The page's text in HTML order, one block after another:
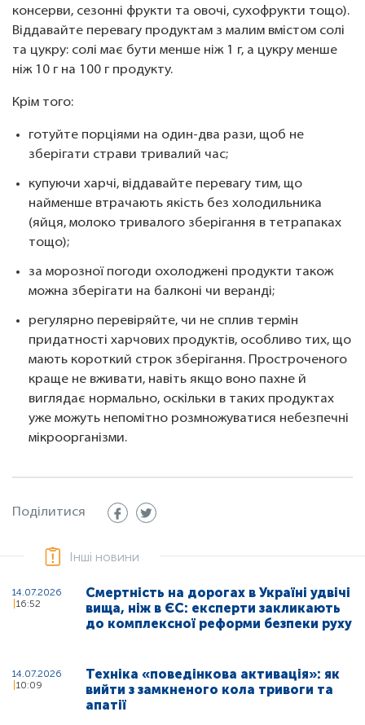
консерви, сезонні фрукти та овочі, сухофрукти тощо).
Віддавайте перевагу продуктам з малим вмістом солі
та цукру: солі має бути менше ніж 1 г, а цукру менше
ніж 10 г на 100 г продукту.
Крім того:
готуйте порціями на один-два рази, щоб не
зберігати страви тривалий час;
купуючи харчі, віддавайте перевагу тим, що
найменше втрачають якість без холодильника
(яйця, молоко тривалого зберігання в тетрапаках
тощо);
за морозної погоди охолоджені продукти також
можна зберігати на балконі чи веранді;
регулярно перевіряйте, чи не сплив термін
придатності харчових продуктів, особливо тих, що
мають короткий строк зберігання. Простроченого
краще не вживати, навіть якщо воно пахне й
виглядає нормально, оскільки в таких продуктах
уже можуть непомітно розмножуватися небезпечні
мікроорганізми.
Поділитися
Інші новини
14.07.2026
16:52
Смертність на дорогах в Україні удвічі
вища, ніж в ЄС: експерти закликають
до комплексної реформи безпеки руху
14.07.2026
10:09
Техніка «поведінкова активація»: як
вийти з замкненого кола тривоги та
апатії